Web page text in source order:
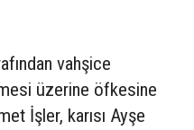
vahşice
üzerine öfkesine
İşler, karısı Ayşe